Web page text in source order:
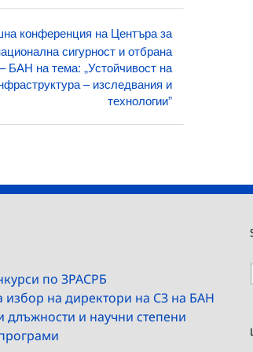
конференция на Центъра за
сигурност и отбрана
на тема: „Устойчивост на
– изследвания и
технологии”
по ЗРАСРБ
избор на директори на СЗ на БАН
длъжности и научни степени